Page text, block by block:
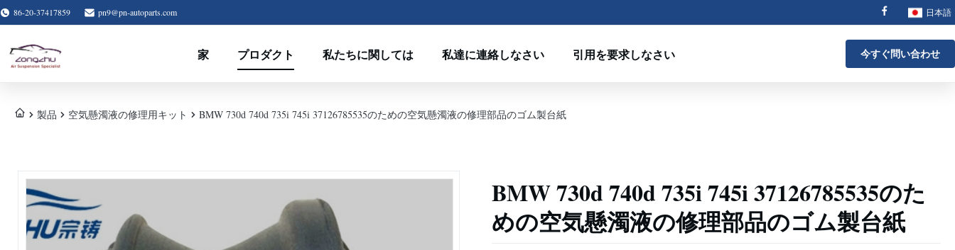
86-20-37417859 pn9@pn-autoparts.com 日本語
家 プロダクト 私たちに関しては 私達に連絡しなさい 引用を要求しなさい 今すぐ問い合わせ
製品 空気懸濁液の修理用キット BMW 730d 740d 735i 745i 37126785535のための空気懸濁液の修理部品のゴム製台紙
BMW 730d 740d 735i 745i 37126785535のた
めの空気懸濁液の修理部品のゴム製台紙